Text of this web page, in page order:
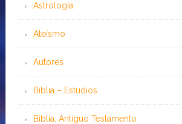
Astrología
Ateísmo
Autores
Biblia – Estudios
Biblia: Antiguo Testamento